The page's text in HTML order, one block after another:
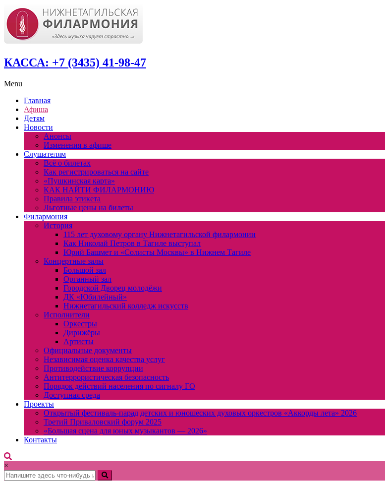
КАССА: +7 (3435) 41-98-47
Menu
Главная
Афиша
Детям
Новости
Анонсы
Изменения в афише
Слушателям
Всё о билетах
Как регистрироваться на сайте
«Пушкинская карта»
КАК НАЙТИ ФИЛАРМОНИЮ
Правила этикета
Льготные цены на билеты
Филармония
История
115 лет духовому органу Нижнетагильской филармонии
Как Николай Петров в Тагиле выступал
Юрий Башмет и «Солисты Москвы» в Нижнем Тагиле
Концертные залы
Большой зал
Органный зал
Городской Дворец молодёжи
ДК «Юбилейный»
Нижнетагильский колледж искусств
Исполнители
Оркестры
Дирижёры
Артисты
Официальные документы
Независимая оценка качества услуг
Противодействие коррупции
Антитеррористическая безопасность
Порядок действий населения по сигналу ГО
Доступная среда
Проекты
Открытый фестиваль-парад детских и юношеских духовых оркестров «Аккорды лета» 2026
Третий Приваловский форум 2025
«Большая сцена для юных музыкантов — 2026»
Контакты
×